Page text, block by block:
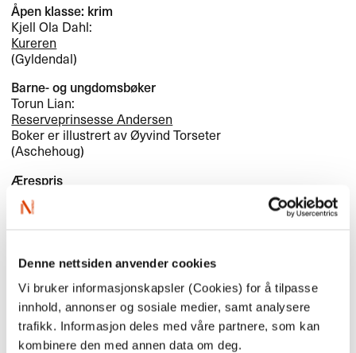
Denne nettsiden anvender cookies
Vi bruker informasjonskapsler (Cookies) for å tilpasse
innhold, annonser og sosiale medier, samt analysere
trafikk. Informasjon deles med våre partnere, som kan
kombinere den med annen data om deg.
Åpen klasse: krim
Kjell Ola Dahl:
Kureren
(Gyldendal)
Barne- og ungdomsbøker
Torun Lian:
Reserveprinsesse Andersen
Boker er illustrert av Øyvind Torseter
(Aschehoug)
Ærespris
Einar Økland
Les mer
Les juryens begrunnelserher .
Mer om Brageprisen og tidligere vinnereher.